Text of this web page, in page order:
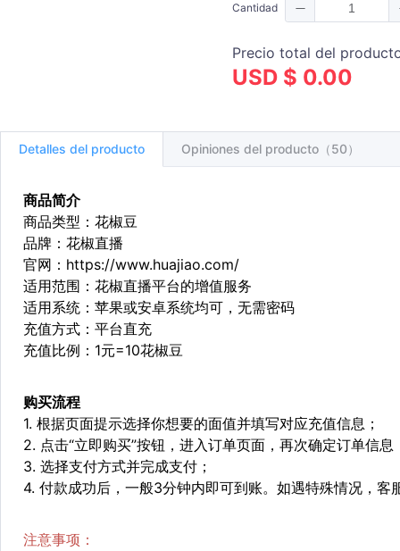
Cantidad
Precio total del
USD $ 0.00
Detalles del producto Opiniones del producto（50）
商品简介
商品类型：花椒豆
品牌：花椒直播
官网： https://www.huajiao.com/
适用范围：花椒直播平台的增值服务
适用系统：苹果或安卓系统均可，无需密码
充值方式：平台直充
充值比例：1元=10花椒豆
购买流程
1. 根据页面提示选择你想要的面值并填写对应充值信息；
2. 点击“立即购买”按钮，进入订单页面，再次确定订单信息
3. 选择支付方式并完成支付；
4. 付款成功后，一般3分钟内即可到账。如遇特殊情况，
注意事项：